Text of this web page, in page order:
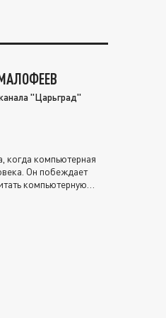
"Царьград"
когда компьютерная
Он побеждает
компьютерную